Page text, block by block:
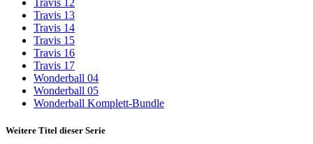
Travis 12
Travis 13
Travis 14
Travis 15
Travis 16
Travis 17
Wonderball 04
Wonderball 05
Wonderball Komplett-Bundle
Weitere Titel dieser Serie